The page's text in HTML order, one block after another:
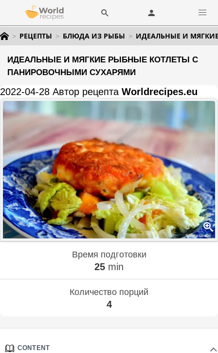
РЕЦЕПТЫ БЛЮДА ИЗ РЫБЫ ИДЕАЛЬНЫЕ И
ИДЕАЛЬНЫЕ И МЯГКИЕ РЫБНЫЕ КОТЛЕТЫ С
ПАНИРОВОЧНЫМИ СУХАРЯМИ
2022-04-28 Автор рецепта Worldrecipes.eu
Время подготовки
25 min
Количество порций
4
CONTENT